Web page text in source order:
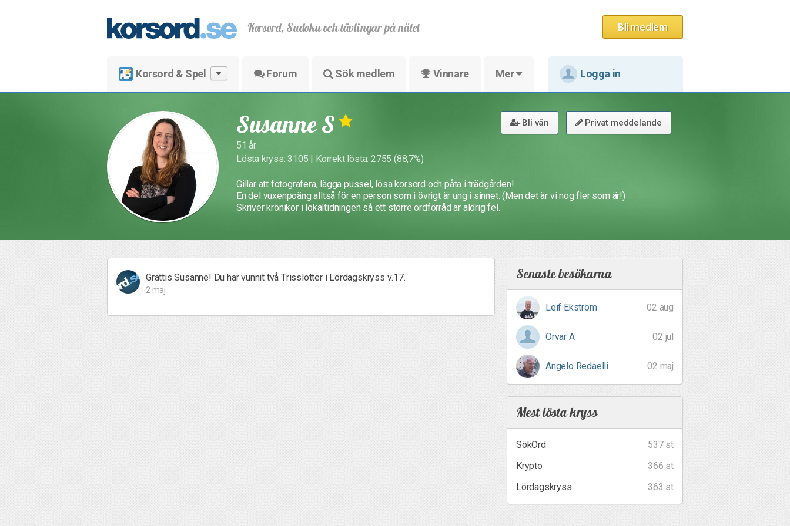
Bli medlem
Korsord, Sudoku och tävlingar på nätet
Korsord & Spel Forum Sök medlem Vinnare Mer Logga in
Susanne S
51 år
Lösta kryss: 3105 | Korrekt lösta: 2755 (88,7%)
Gillar att fotografera, lägga pussel, lösa korsord och påta i trädgården!
En del vuxenpoäng alltså för en person som i övrigt är ung i sinnet. (Men det är vi nog fler som är!)
Skriver krönikor i lokaltidningen så ett större ordförråd är aldrig fel.
Bli vän Privat meddelande
Grattis Susanne! Du har vunnit två Trisslotter i Lördagskryss v.17.
2 maj
Senaste besökarna
Leif Ekström 02 aug
Orvar A 02 jul
Angelo Redaelli 02 maj
Mest lösta kryss
SökOrd
537 st
Krypto
366 st
Lördagskryss
363 st